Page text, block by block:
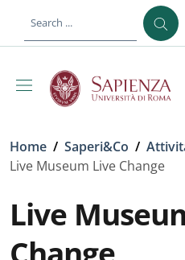
Breadcrumb
Home / Saperi&Co /
Live Museum Live Change
Live